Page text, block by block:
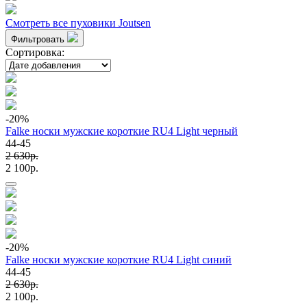
Смотреть все пуховики Joutsen
Фильтровать
Сортировка:
-20%
Falke носки мужские короткие RU4 Light черный
44-45
2 630p.
2 100p.
-20%
Falke носки мужские короткие RU4 Light синий
44-45
2 630p.
2 100p.